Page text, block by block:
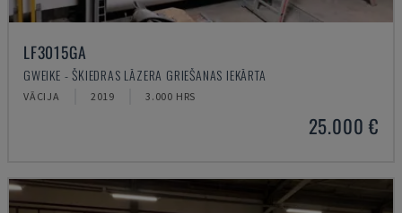
LF3015GA
GWEIKE - ŠĶIEDRAS LĀZERA GRIEŠANAS IEKĀRTA
VĀCIJA 2019 3.000 HRS
25.000 €